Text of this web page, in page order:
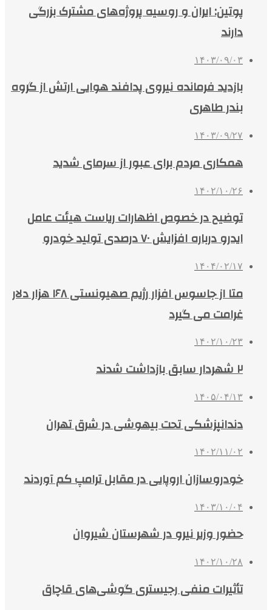
پوتین: ایران و روسیه پروژه‌های مشترک بزرگی
دارند
۱۴۰۳/۰۹/۰۳
بازدید فرمانده نیروی پدافند هوایی ارتش از گروه
بندر طاهری
۱۴۰۳/۰۹/۲۷
همکاری مردم برای عبور از سرمای شدید
۱۴۰۲/۱۰/۲۶
توضیح در خصوص اظهارات ریاست هیئت عامل
ایدرو درباره افزایش ۷۰ درصدی تولید خودرو
۱۴۰۴/۰۲/۱۷
متا از جاسوس افزار رژیم صهیونستی ۱۶۸ هزار دلار
غرامت می گیرد
۱۴۰۲/۱۰/۲۳
۲ شهردار سابق بازداشت شدند
۱۴۰۵/۰۴/۱۳
دندانپزشکی تحت بیهوشی در شرق تهران
۱۴۰۲/۱۱/۰۲
خودروسازان اروپایی در مقابل ترامپ کم آوردند
۱۴۰۳/۱۰/۰۴
حضور وزیر نیرو در شهرستان شیروان
۱۴۰۲/۱۰/۲۸
تأثیرات منفی رجیستری گوشی‌های قاچاق